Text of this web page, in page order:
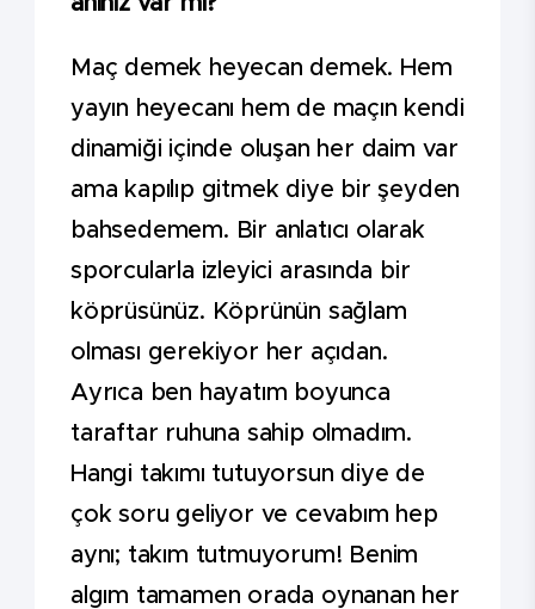
Maç demek heyecan demek. Hem
yayın heyecanı hem de maçın kendi
dinamiği içinde oluşan her daim var
ama kapılıp gitmek diye bir şeyden
bahsedemem. Bir anlatıcı olarak
sporcularla izleyici arasında bir
köprüsünüz. Köprünün sağlam
olması gerekiyor her açıdan.
Ayrıca ben hayatım boyunca
taraftar ruhuna sahip olmadım.
Hangi takımı tutuyorsun diye de
çok soru geliyor ve cevabım hep
aynı; takım tutmuyorum! Benim
algım tamamen orada oynanan her